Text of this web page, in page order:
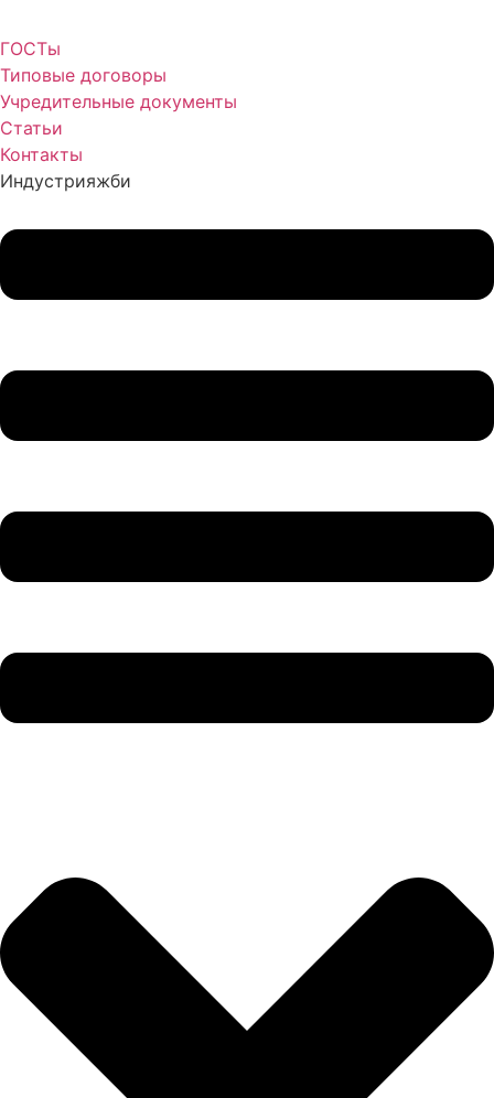
ГОСТы
Типовые договоры
Учредительные документы
Статьи
Контакты
Индустрияжби